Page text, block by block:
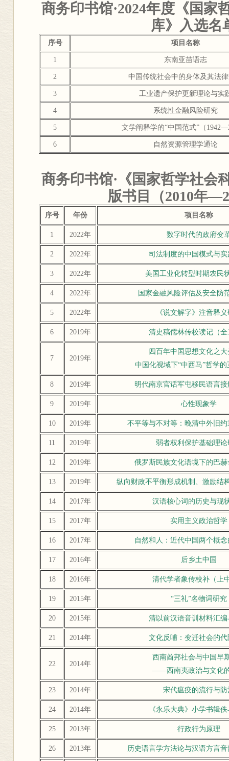
商务印书馆·2024年度《国家
库》入选名
序号 项目名称
1 东南亚苗语志
2 中国传统社会中的身体及其法
3 工业遗产保护更新理论与实
4 系统性金融风险研究
5 文学阐释学的“中国范式”（
6 自然资源管理学通论
商务印书馆·《国家哲学社会
版书目（2010年
序号 年份 项目名称
1 2022年 数字时代的政府变
2 2022年 司法制度的中国模式与实
3 2022年 美国工业化转型时期农民
4 2022年 国家金融风险评估及安全防
5 2022年 《说文解字》注音释
6 2019年 清史稿儒林传校读记（全
7 2019年
四百年中国思想文化之
中国化视域下“中西马”哲学
8 2019年 明代南京官话军屯移民语言
9 2019年 心性现象学
10 2019年 不平等与不对等：晚清中外旧
11 2019年 弱者权利保护基础理论
12 2019年 俄罗斯民族文化语境下的巴
13 2019年 纵向财政不平衡形成机制、激励结
14 2017年 汉语核心词的历史与现
15 2017年 实用主义政治哲学
16 2017年 自然和人：近代中国两个概
17 2016年 后乡土中国
18 2016年 清代学者象传校补（上
19 2015年 “三礼”名物词研究
20 2015年 清以前汉语音训材料汇编
21 2014年 文化反哺：变迁社会的代
22 2014年
西南酋邦社会与中国早
——西南夷政治与文化
23 2014年 宋代瘟疫的流行与防
24 2014年 《永乐大典》小学书辑
25 2013年 行政行为原理
26 2013年 历史语言学方法论与汉语方言